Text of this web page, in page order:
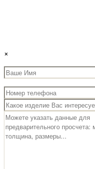
×